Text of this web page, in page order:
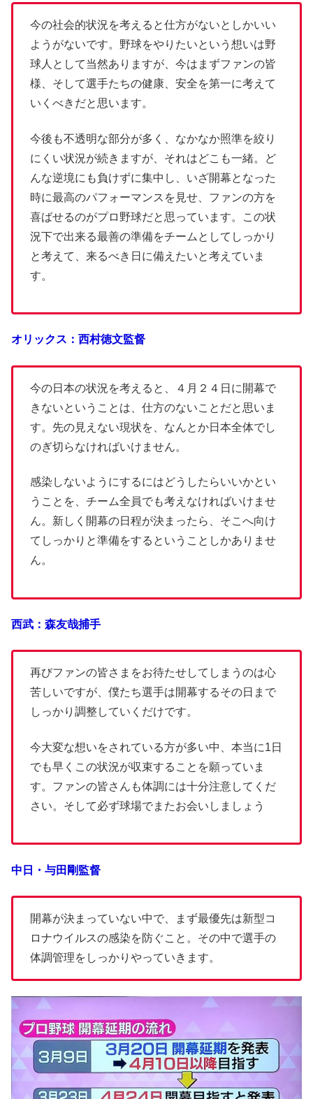
今の社会的状況を考えると仕方がないとしかいい
ようがないです。野球をやりたいという想いは野
球人として当然ありますが、今はまずファンの皆
様、そして選手たちの健康、安全を第一に考えて
いくべきだと思います。
今後も不透明な部分が多く、なかなか照準を絞り
にくい状況が続きますが、それはどこも一緒。ど
んな逆境にも負けずに集中し、いざ開幕となった
時に最高のパフォーマンスを見せ、ファンの方を
喜ばせるのがプロ野球だと思っています。この状
況下で出来る最善の準備をチームとしてしっかり
と考えて、来るべき日に備えたいと考えていま
す。
オリックス：西村徳文監督
今の日本の状況を考えると、４月２４日に開幕で
きないということは、仕方のないことだと思いま
す。先の見えない現状を、なんとか日本全体でし
のぎ切らなければいけません。
感染しないようにするにはどうしたらいいかとい
うことを、チーム全員でも考えなければいけませ
ん。新しく開幕の日程が決まったら、そこへ向け
てしっかりと準備をするということしかありませ
ん。
西武：森友哉捕手
再びファンの皆さまをお待たせしてしまうのは心
苦しいですが、僕たち選手は開幕するその日まで
しっかり調整していくだけです。
今大変な想いをされている方が多い中、本当に1日
でも早くこの状況が収束することを願っていま
す。ファンの皆さんも体調には十分注意してくだ
さい。そして必ず球場でまたお会いしましょう
中日・与田剛監督
開幕が決まっていない中で、まず最優先は新型コ
ロナウイルスの感染を防ぐこと。その中で選手の
体調管理をしっかりやっていきます。